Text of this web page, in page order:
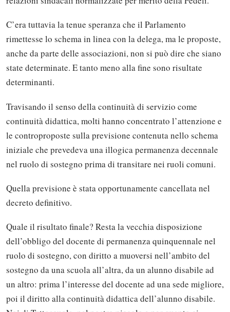
C’era tuttavia la tenue speranza che il Parlamento
rimettesse lo schema in linea con la delega, ma le proposte,
anche da parte delle associazioni, non si può dire che siano
state determinate. E tanto meno alla fine sono risultate
determinanti.
Travisando il senso della continuità di servizio come
continuità didattica, molti hanno concentrato l’attenzione e
le controproposte sulla previsione contenuta nello schema
iniziale che prevedeva una illogica permanenza decennale
nel ruolo di sostegno prima di transitare nei ruoli comuni.
Quella previsione è stata opportunamente cancellata nel
decreto definitivo.
Quale il risultato finale? Resta la vecchia disposizione
dell’obbligo del docente di permanenza quinquennale nel
ruolo di sostegno, con diritto a muoversi nell’ambito del
sostegno da una scuola all’altra, da un alunno disabile ad
un altro: prima l’interesse del docente ad una sede migliore,
poi il diritto alla continuità didattica dell’alunno disabile.